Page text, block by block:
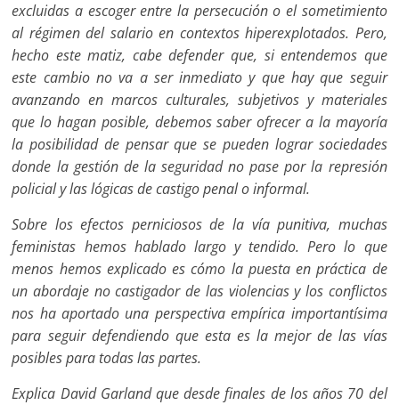
excluidas a escoger entre la persecución o el sometimiento
al régimen del salario en contextos hiperexplotados. Pero,
hecho este matiz, cabe defender que, si entendemos que
este cambio no va a ser inmediato y que hay que seguir
avanzando en marcos culturales, subjetivos y materiales
que lo hagan posible, debemos saber ofrecer a la mayoría
la posibilidad de pensar que se pueden lograr sociedades
donde la gestión de la seguridad no pase por la represión
policial y las lógicas de castigo penal o informal.
Sobre los efectos perniciosos de la vía punitiva, muchas
feministas hemos hablado largo y tendido. Pero lo que
menos hemos explicado es cómo la puesta en práctica de
un abordaje no castigador de las violencias y los conflictos
nos ha aportado una perspectiva empírica importantísima
para seguir defendiendo que esta es la mejor de las vías
posibles para todas las partes.
Explica David Garland que desde finales de los años 70 del